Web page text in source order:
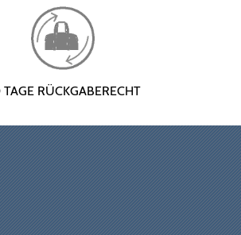
RÜCKGABERECHT